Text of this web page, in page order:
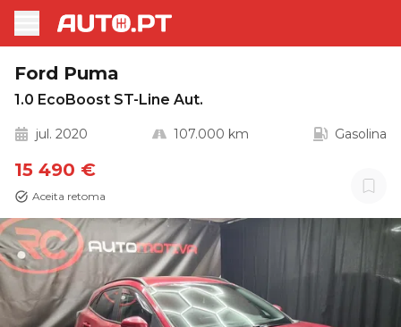
Ford Puma
1.0 EcoBoost ST-Line Aut.
jul. 2020 107.000 km Gasolina
15 490 €
Aceita retoma